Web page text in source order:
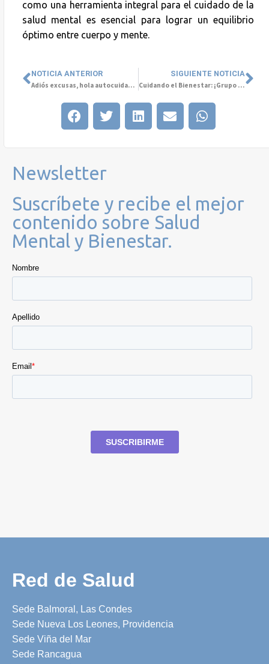
como una herramienta integral para el cuidado de la
salud mental es esencial para lograr un equilibrio
óptimo entre cuerpo y mente.
NOTICIA ANTERIOR
Adiós excusas, hola autocuidado: Estrategias de Bienestar
SIGUIENTE NOTICIA
Cuidando el Bienestar: ¡Grupo Cetep y BCI Seguros se unen por la Salud Emocional!
Newsletter
Suscríbete y recibe el mejor
contenido sobre Salud
Mental y Bienestar.
Red de Salud
Sede Balmoral, Las Condes
Sede Nueva Los Leones, Providencia
Sede Viña del Mar
Sede Rancagua